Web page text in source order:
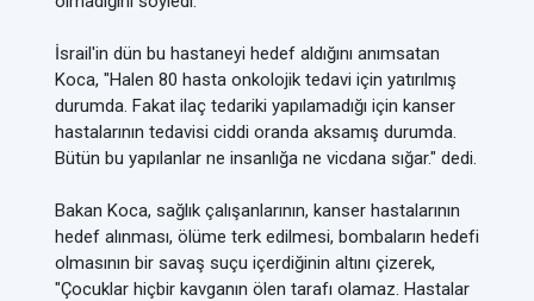
İsrail'in dün bu hastaneyi hedef aldığını anımsatan
Koca, "Halen 80 hasta onkolojik tedavi için yatırılmış
durumda. Fakat ilaç tedariki yapılamadığı için kanser
hastalarının tedavisi ciddi oranda aksamış durumda.
Bütün bu yapılanlar ne insanlığa ne vicdana sığar." dedi.
Bakan Koca, sağlık çalışanlarının, kanser hastalarının
hedef alınması, ölüme terk edilmesi, bombaların hedefi
olmasının bir savaş suçu içerdiğinin altını çizerek,
"Çocuklar hiçbir kavganın ölen tarafı olamaz. Hastalar